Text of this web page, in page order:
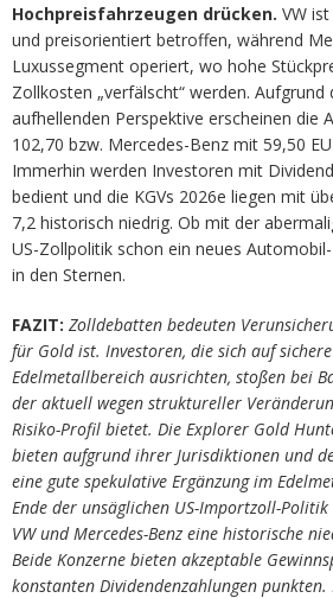
Hochpreisfahrzeugen drücken. VW
und preisorientiert betroffen, während
Luxussegment operiert, wo hohe
Zollkosten „verfälscht“ werden. Aufgrund
aufhellenden Perspektive erscheinen die
102,70 bzw. Mercedes-Benz mit 59,50
Immerhin werden Investoren mit
bedient und die KGVs 2026e liegen mit
7,2 historisch niedrig. Ob mit der
US-Zollpolitik schon ein neues
in den Sternen.
FAZIT: Zolldebatten bedeuten
für Gold ist. Investoren, die sich auf
Edelmetallbereich ausrichten, stoßen bei
der aktuell wegen struktureller
Risiko-Profil bietet. Die Explorer Gold
bieten aufgrund ihrer Jurisdiktionen und
eine gute spekulative Ergänzung im
Ende der unsäglichen US-Importzoll-
VW und Mercedes-Benz eine historische
Beide Konzerne bieten akzeptable
konstanten Dividendenzahlungen punkten.